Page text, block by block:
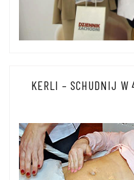
KERLI – SCHUDNIJ W